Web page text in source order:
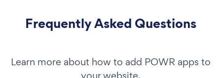
Frequently Asked Questions
Learn more about how to add POWR apps to